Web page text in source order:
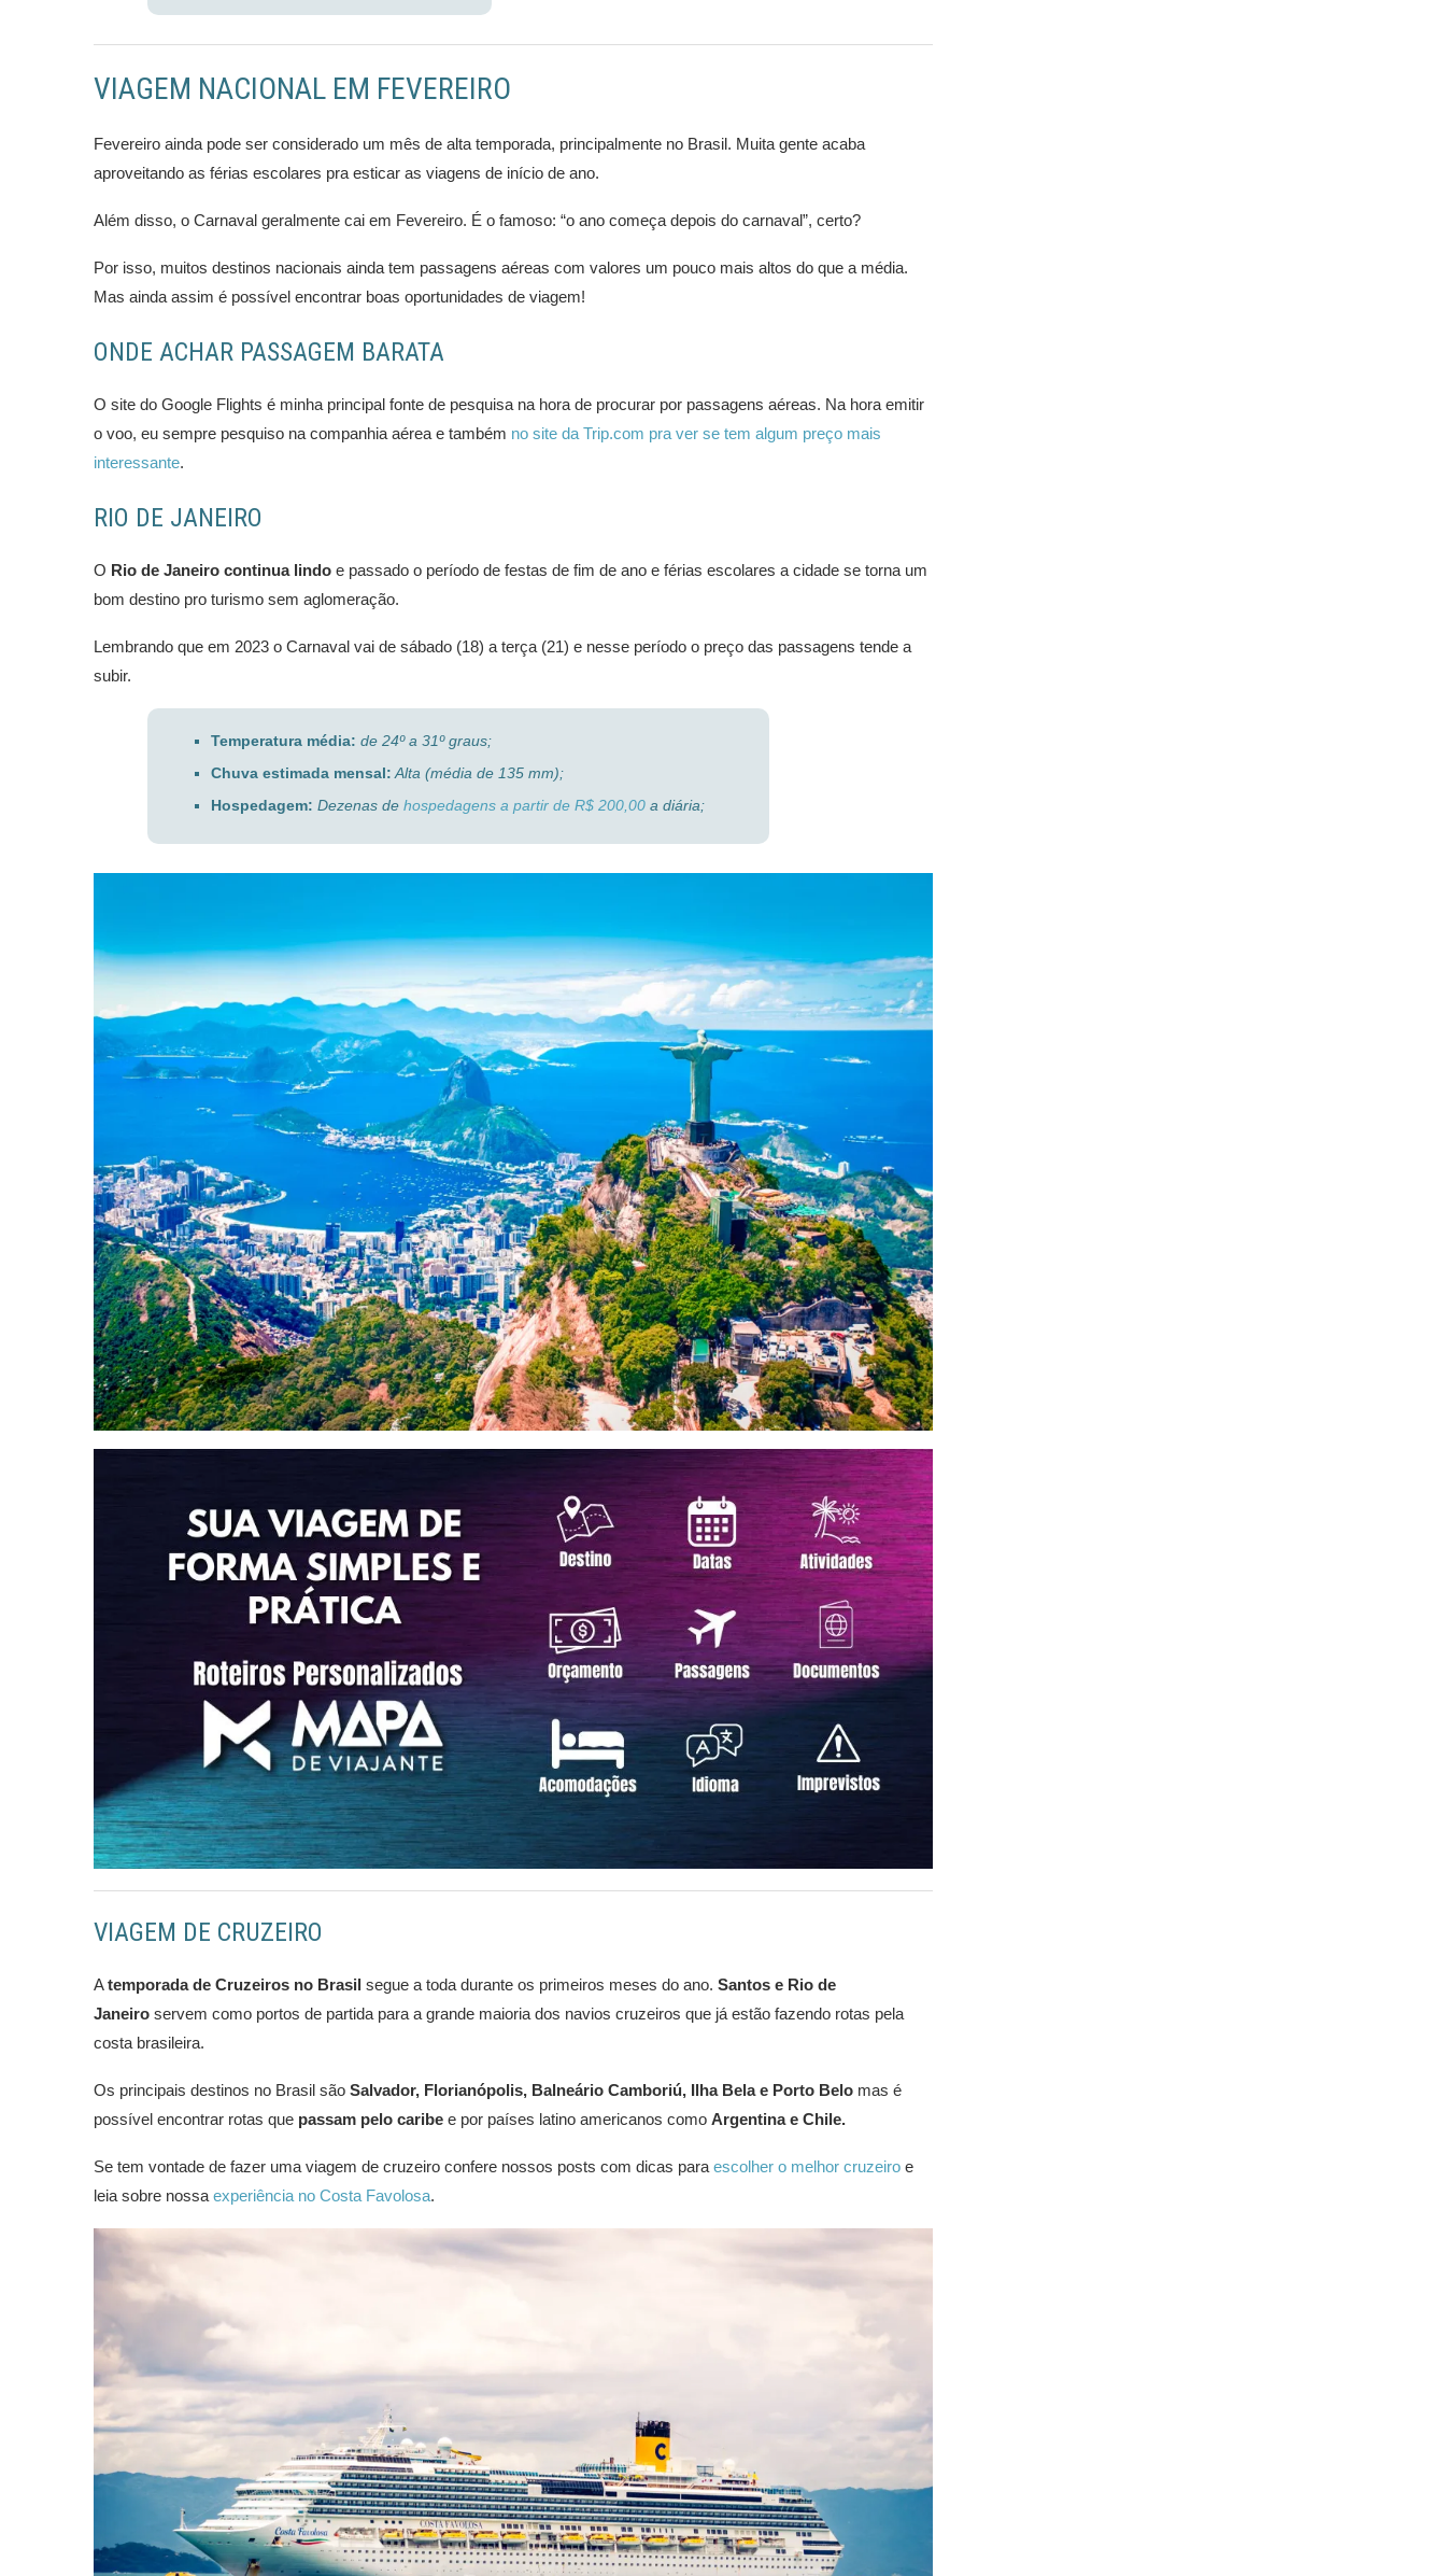
VIAGEM NACIONAL EM FEVEREIRO
Fevereiro ainda pode ser considerado um mês de alta temporada, principalmente no Brasil. Muita gente acaba
aproveitando as férias escolares pra esticar as viagens de início de ano.
Além disso, o Carnaval geralmente cai em Fevereiro. É o famoso: “o ano começa depois do carnaval”, certo?
Por isso, muitos destinos nacionais ainda tem passagens aéreas com valores um pouco mais altos do que a média.
Mas ainda assim é possível encontrar boas oportunidades de viagem!
ONDE ACHAR PASSAGEM BARATA
O site do Google Flights é minha principal fonte de pesquisa na hora de procurar por passagens aéreas. Na hora emitir
o voo, eu sempre pesquiso na companhia aérea e também no site da Trip.com pra ver se tem algum preço mais
interessante.
RIO DE JANEIRO
O Rio de Janeiro continua lindo e passado o período de festas de fim de ano e férias escolares a cidade se torna um
bom destino pro turismo sem aglomeração.
Lembrando que em 2023 o Carnaval vai de sábado (18) a terça (21) e nesse período o preço das passagens tende a
subir.
Temperatura média: de 24º a 31º graus;
Chuva estimada mensal:Alta (média de 135 mm);
Hospedagem: Dezenas de hospedagens a partir de R$ 200,00 a diária;
VIAGEM DE CRUZEIRO
Atemporada de Cruzeiros no Brasil segue a toda durante os primeiros meses do ano. Santos e Rio de
Janeiro servem como portos de partida para a grande maioria dos navios cruzeiros que já estão fazendo rotas pela
costa brasileira.
Os principais destinos no Brasil são Salvador, Florianópolis, Balneário Camboriú, Ilha Bela e Porto Belo mas é
possível encontrar rotas que passam pelo caribe e por países latino americanos como Argentina e Chile.
Se tem vontade de fazer uma viagem de cruzeiro confere nossos posts com dicas para escolher o melhor cruzeiro e
leia sobre nossa experiência no Costa Favolosa.